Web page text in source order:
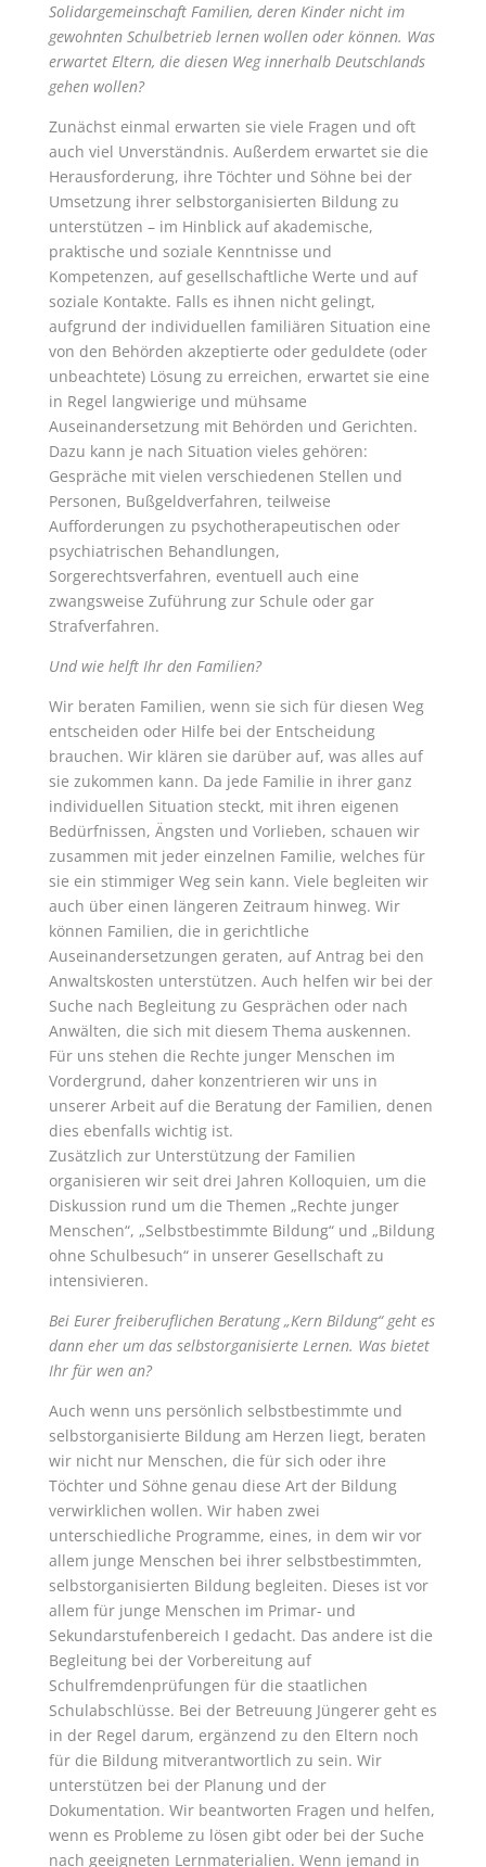
Solidargemeinschaft Familien, deren Kinder nicht im
gewohnten Schulbetrieb lernen wollen oder können. Was
erwartet Eltern, die diesen Weg innerhalb Deutschlands
gehen wollen?
Zunächst einmal erwarten sie viele Fragen und oft
auch viel Unverständnis. Außerdem erwartet sie die
Herausforderung, ihre Töchter und Söhne bei der
Umsetzung ihrer selbstorganisierten Bildung zu
unterstützen – im Hinblick auf akademische,
praktische und soziale Kenntnisse und
Kompetenzen, auf gesellschaftliche Werte und auf
soziale Kontakte. Falls es ihnen nicht gelingt,
aufgrund der individuellen familiären Situation eine
von den Behörden akzeptierte oder geduldete (oder
unbeachtete) Lösung zu erreichen, erwartet sie eine
in Regel langwierige und mühsame
Auseinandersetzung mit Behörden und Gerichten.
Dazu kann je nach Situation vieles gehören:
Gespräche mit vielen verschiedenen Stellen und
Personen, Bußgeldverfahren, teilweise
Aufforderungen zu psychotherapeutischen oder
psychiatrischen Behandlungen,
Sorgerechtsverfahren, eventuell auch eine
zwangsweise Zuführung zur Schule oder gar
Strafverfahren.
Und wie helft Ihr den Familien?
Wir beraten Familien, wenn sie sich für diesen Weg
entscheiden oder Hilfe bei der Entscheidung
brauchen. Wir klären sie darüber auf, was alles auf
sie zukommen kann. Da jede Familie in ihrer ganz
individuellen Situation steckt, mit ihren eigenen
Bedürfnissen, Ängsten und Vorlieben, schauen wir
zusammen mit jeder einzelnen Familie, welches für
sie ein stimmiger Weg sein kann. Viele begleiten wir
auch über einen längeren Zeitraum hinweg. Wir
können Familien, die in gerichtliche
Auseinandersetzungen geraten, auf Antrag bei den
Anwaltskosten unterstützen. Auch helfen wir bei der
Suche nach Begleitung zu Gesprächen oder nach
Anwälten, die sich mit diesem Thema auskennen.
Für uns stehen die Rechte junger Menschen im
Vordergrund, daher konzentrieren wir uns in
unserer Arbeit auf die Beratung der Familien, denen
dies ebenfalls wichtig ist.
Zusätzlich zur Unterstützung der Familien
organisieren wir seit drei Jahren Kolloquien, um die
Diskussion rund um die Themen „Rechte junger
Menschen“, „Selbstbestimmte Bildung“ und „Bildung
ohne Schulbesuch“ in unserer Gesellschaft zu
intensivieren.
Bei Eurer freiberuflichen Beratung „Kern Bildung“ geht es
dann eher um das selbstorganisierte Lernen. Was bietet
Ihr für wen an?
Auch wenn uns persönlich selbstbestimmte und
selbstorganisierte Bildung am Herzen liegt, beraten
wir nicht nur Menschen, die für sich oder ihre
Töchter und Söhne genau diese Art der Bildung
verwirklichen wollen. Wir haben zwei
unterschiedliche Programme, eines, in dem wir vor
allem junge Menschen bei ihrer selbstbestimmten,
selbstorganisierten Bildung begleiten. Dieses ist vor
allem für junge Menschen im Primar- und
Sekundarstufenbereich I gedacht. Das andere ist die
Begleitung bei der Vorbereitung auf
Schulfremdenprüfungen für die staatlichen
Schulabschlüsse. Bei der Betreuung Jüngerer geht es
in der Regel darum, ergänzend zu den Eltern noch
für die Bildung mitverantwortlich zu sein. Wir
unterstützen bei der Planung und der
Dokumentation. Wir beantworten Fragen und helfen,
wenn es Probleme zu lösen gibt oder bei der Suche
nach geeigneten Lernmaterialien. Wenn jemand in